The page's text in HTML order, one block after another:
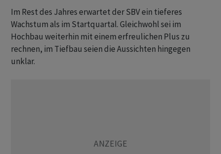
Im Rest des Jahres erwartet der SBV ein tieferes
Wachstum als im Startquartal. Gleichwohl sei im
Hochbau weiterhin mit einem erfreulichen Plus zu
rechnen, im Tiefbau seien die Aussichten hingegen
unklar.